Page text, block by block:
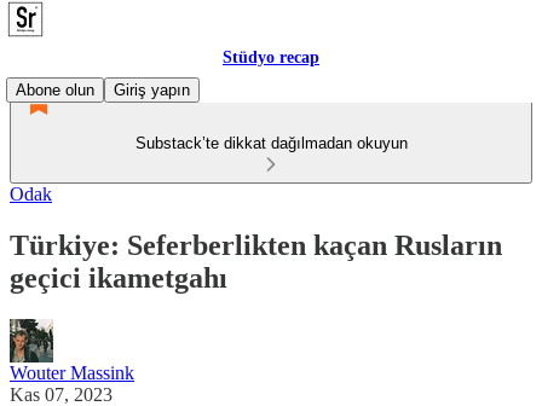
Stüdyo recap
Abone olun
Giriş yapın
Substack’te dikkat dağılmadan okuyun
Odak
Türkiye: Seferberlikten kaçan Rusların
geçici ikametgahı
Wouter Massink
Kas 07, 2023